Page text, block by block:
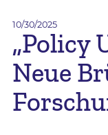
10/30/2025
„Policy
Neue